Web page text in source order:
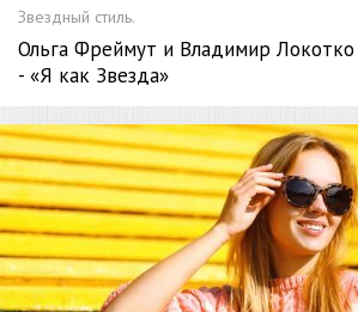
Звездный стиль.
Ольга Фреймут и Владимир Локотко
- «Я как Звезда»